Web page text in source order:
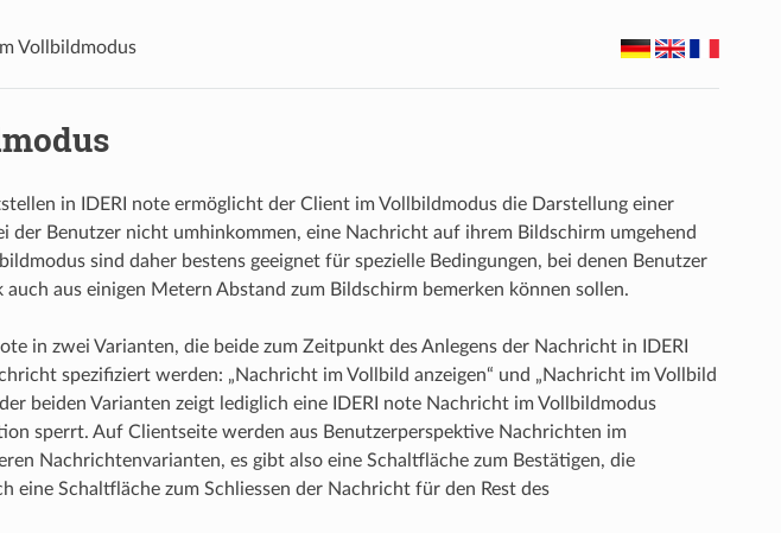
Vollbildmodus
in IDERI note ermöglicht der Client im Vollbildmodus die Darstellung einer
der Benutzer nicht umhinkommen, eine Nachricht auf ihrem Bildschirm umgehend
sind daher bestens geeignet für spezielle Bedingungen, bei denen Benutzer
aus einigen Metern Abstand zum Bildschirm bemerken können sollen.
in zwei Varianten, die beide zum Zeitpunkt des Anlegens der Nachricht in IDERI
spezifiziert werden: „Nachricht im Vollbild anzeigen“ und „Nachricht im Vollbild
beiden Varianten zeigt lediglich eine IDERI note Nachricht im Vollbildmodus
sperrt. Auf Clientseite werden aus Benutzerperspektive Nachrichten im
Nachrichtenvarianten, es gibt also eine Schaltfläche zum Bestätigen, die
eine Schaltfläche zum Schliessen der Nachricht für den Rest des